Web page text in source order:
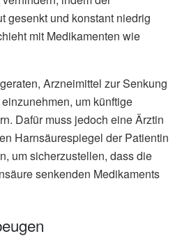
gesenkt und konstant niedrig
mit Medikamenten wie
Arzneimittel zur Senkung
um künftige
Dafür muss jedoch eine Ärztin
Harnsäurespiegel der Patientin
um sicherzustellen, dass die
senkenden Medikaments